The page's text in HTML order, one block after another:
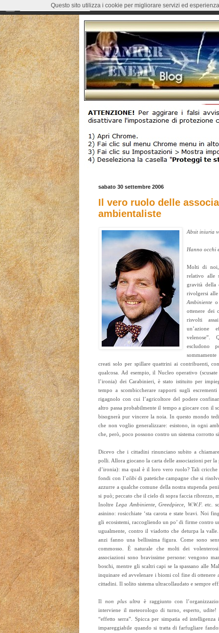
sabato 30 settembre 2006
Il vero ruolo delle
ambientaliste
Absit iniuria
Hanno occhi
Molti di noi,
relativo alle
gravità della
rivolgersi alle
Ambiniente
ottenere dei
risvolti
un’azione
velenose”.
escludono
creati solo per spillare quattrini ai contribuenti,
qualcosa. Ad esempio, il Nucleo operativo
l’ironia) dei Carabinieri, è stato istituito per
tempo a scombiccherare rapporti sugli
rigagnolo con cui l’agricoltore del podere
altro passa probabilmente il tempo a giocare con il
bisognerà pur vincere la noia. In questo mondo
che non voglio generalizzare: esistono, in ogni
che, però, poco possono contro un sistema corrotto
Dicevo che i cittadini rinunciano subito a
polli. Allora giocano la carta delle associazioni per
d’ironia): ma qual è il loro vero ruolo? Tali
fondi con l’alibidi patetiche campagne che si
azzurre a qualche comune della nostra stupenda
si può; peccato che il cielo di sopra faccia ribrezzo,
Inoltre Lega Ambiniente,Greedpiece W.W.F. etc.
asinino: rosicchiate ‘sta carota e state bravi. Noi
gli ecosistemi, raccogliendo un po’ di firme contro
ugualmente, contro il viadotto che deturpa la
anzi fanno una bellissima figura. Come sono
commosso. È naturale che molti dei
associazioni sono bravissime persone: vengono
boschi, mentre gli scaltri capi se la spassano alle
inquinare ed avvelenare i biomi col fine di ottenere
cittadini. Il solito sistema ultracollaudato e sempre
Ilnon plus ultra
è raggiunto con
interviene il meteorologo di turno, esperto,
“effetto serra”. Spicca per simpatia ed
impareggiabile quando si tratta di farfugliare
Questo sito utilizza i cookie per migliorare servizi ed